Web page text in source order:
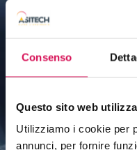
Consenso
Questo sito web
Utilizziamo i cookie per
annunci, per fornire
artt. 13-14 del
Data Protection